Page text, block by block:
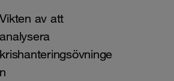
Vikten av att
analysera
krishanteringsövninge
n